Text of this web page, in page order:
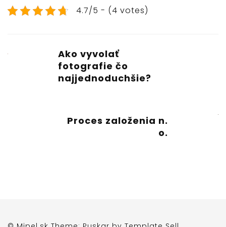
4.7/5 - (4 votes)
Ako vyvolať
fotografie čo
najjednoduchšie?
Proces založenia n.
o.